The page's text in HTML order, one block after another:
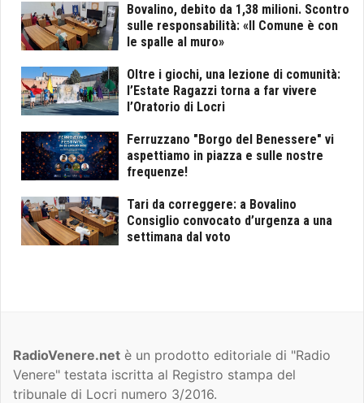
Bovalino, debito da 1,38 milioni. Scontro
sulle responsabilità: «Il Comune è con
le spalle al muro»
Oltre i giochi, una lezione di comunità:
l’Estate Ragazzi torna a far vivere
l’Oratorio di Locri
Ferruzzano "Borgo del Benessere" vi
aspettiamo in piazza e sulle nostre
frequenze!
Tari da correggere: a Bovalino
Consiglio convocato d’urgenza a una
settimana dal voto
RadioVenere.net è un prodotto editoriale di "Radio
Venere" testata iscritta al Registro stampa del
tribunale di Locri numero 3/2016.